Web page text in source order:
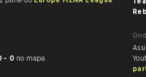
- 0 no mapa